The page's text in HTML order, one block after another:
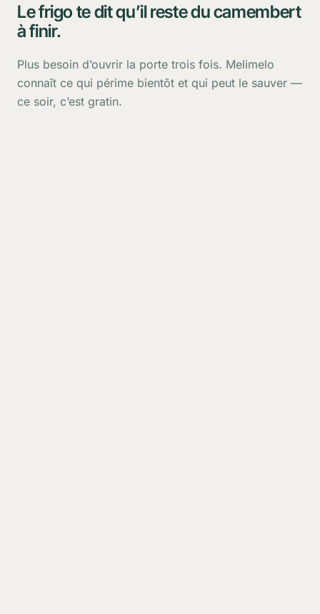
Le frigo te dit qu’il reste du camembert
à finir.
Plus besoin d’ouvrir la porte trois fois. Melimelo
connaît ce qui périme bientôt et qui peut le sauver —
ce soir, c’est gratin.